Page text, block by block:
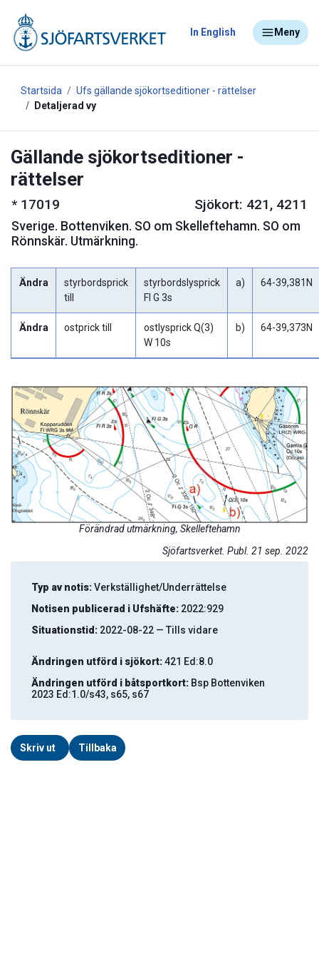
In English Meny
Startsida
Ufs gällande sjökortseditioner - rättelser
Detaljerad vy
Gällande sjökortseditioner -
rättelser
* 17019 Sjökort: 421, 4211
Sverige. Bottenviken. SO om Skelleftehamn. SO om
Rönnskär. Utmärkning.
Ändra
styrbordsprick
till
styrbordslysprick
Fl G 3s
a) 64-39,381N
Ändra ostprick till
ostlysprick Q(3)
W 10s
b) 64-39,373N
Förändrad utmärkning, Skelleftehamn
Sjöfartsverket. Publ. 21 sep. 2022
Typ av notis:Verkställighet/Underrättelse
Notisen publicerad i Ufshäfte: 2022:929
Situationstid: 2022-08-22 — Tills vidare
Ändringen utförd i sjökort:421 Ed:8.0
Ändringen utförd i båtsportkort: Bsp Bottenviken
2023 Ed:1.0/s43, s65, s67
Skriv ut Tillbaka